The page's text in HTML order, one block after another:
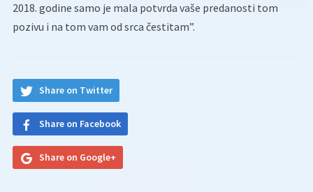
2018. godine samo je mala potvrda vaše predanosti tom
pozivu i na tom vam od srca čestitam”.
Share on Twitter
Share on Facebook
Share on Google+